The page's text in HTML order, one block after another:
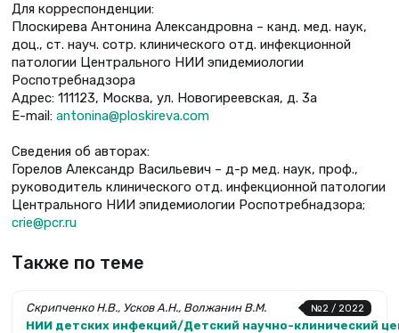
Для корреспонденции:
Плоскирева Антонина Александровна – канд. мед. наук,
доц., ст. науч. сотр. клинического отд. инфекционной
патологии Центрального НИИ эпидемиологии
Роспотребнадзора
Адрес: 111123, Москва, ул. Новогиреевская, д. 3а
E-mail: antonina@ploskireva.com
Сведения об авторах:
Горелов Александр Васильевич – д-р мед. наук, проф.,
руководитель клинического отд. инфекционной патологии
Центрального НИИ эпидемиологии Роспотребнадзора;
crie@pcr.ru
Также по теме
№2 / 2022
Скрипченко Н.В., Усков А.Н., Волжанин В.М.
НИИ детских инфекций/Детский научно-клинический